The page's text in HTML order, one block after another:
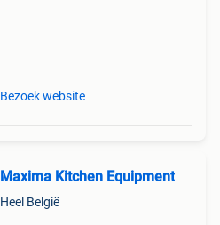
Bezoek website
Maxima Kitchen Equipment
Heel België